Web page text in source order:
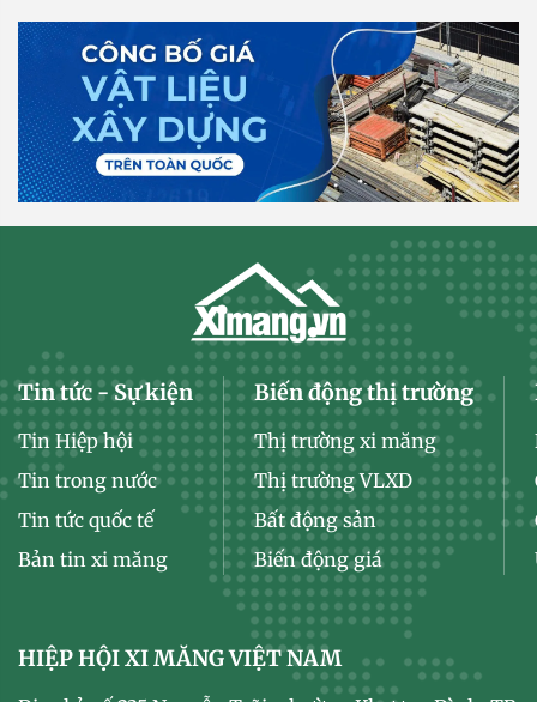
Tin tức - Sự kiện
Tin Hiệp hội
Tin trong nước
Tin tức quốc tế
Bản tin xi măng
Biến động thị trường
Thị trường xi măng
Thị trường VLXD
Bất động sản
Biến động giá
HIỆP HỘI XI MĂNG VIỆT NAM